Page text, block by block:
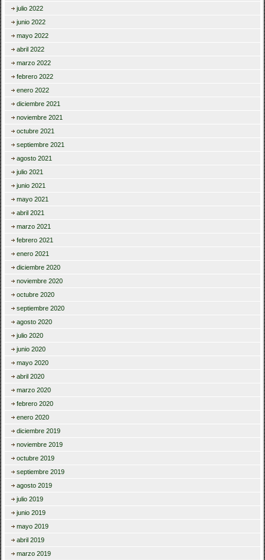
julio 2022
junio 2022
mayo 2022
abril 2022
marzo 2022
febrero 2022
enero 2022
diciembre 2021
noviembre 2021
octubre 2021
septiembre 2021
agosto 2021
julio 2021
junio 2021
mayo 2021
abril 2021
marzo 2021
febrero 2021
enero 2021
diciembre 2020
noviembre 2020
octubre 2020
septiembre 2020
agosto 2020
julio 2020
junio 2020
mayo 2020
abril 2020
marzo 2020
febrero 2020
enero 2020
diciembre 2019
noviembre 2019
octubre 2019
septiembre 2019
agosto 2019
julio 2019
junio 2019
mayo 2019
abril 2019
marzo 2019